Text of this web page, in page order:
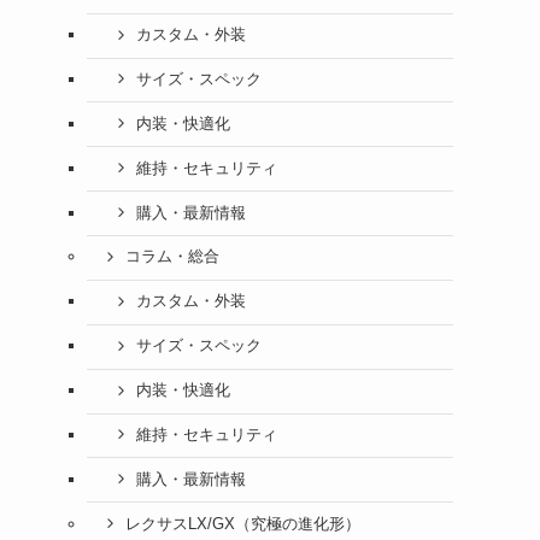
カスタム・外装
サイズ・スペック
内装・快適化
維持・セキュリティ
購入・最新情報
コラム・総合
カスタム・外装
サイズ・スペック
内装・快適化
維持・セキュリティ
購入・最新情報
レクサスLX/GX（究極の進化形）